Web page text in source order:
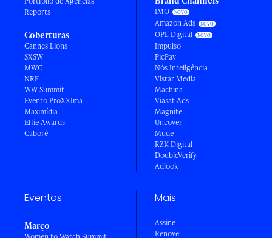
Reports
Coberturas
Cannes Lions
SXSW
MWC
NRF
WW Summit
Evento ProXXIma
Maximídia
Effie Awards
Caboré
IMO
Amazon Ads
OPL Digital
Impulso
PicPay
Nós Inteligência
Vistar Media
Machina
Viasat Ads
Magnite
Uncover
Mude
RZK Digital
DoubleVerify
Adlook
Eventos
Março
Mais
Assine
Renove